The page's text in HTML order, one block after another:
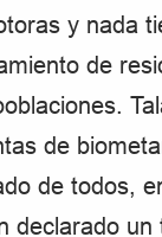
y nada
de
de
de todos,
declarado un